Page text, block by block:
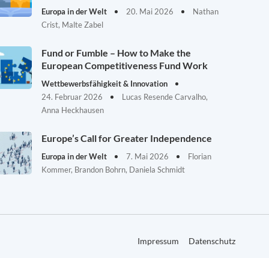
Europa in der Welt 20. Mai 2026
Nathan
Crist, Malte Zabel
Fund or Fumble – How to Make the
European Competitiveness Fund Work
Wettbewerbsfähigkeit & Innovation
24. Februar 2026
Lucas Resende Carvalho,
Anna Heckhausen
Europe’s Call for Greater Independence
Europa in der Welt 7. Mai 2026
Florian
Kommer, Brandon Bohrn, Daniela Schmidt
Impressum Datenschutz